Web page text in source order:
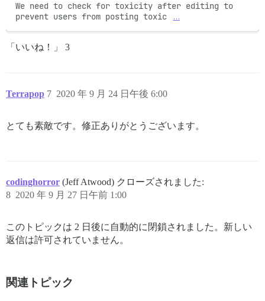
We need to check for toxicity after editing to
prevent users from posting toxic
…
「いいね！」 3
Terrapop 2020 年 9 月 24 日午後 6:00
7
とても素敵です。修正ありがとうございます。
codinghorror (Jeff Atwood) クローズされました:
2020 年 9 月 27 日午前 1:00
8
このトピックは 2 日後に自動的に閉鎖されました。新しい
返信は許可されていません。
関連トピック